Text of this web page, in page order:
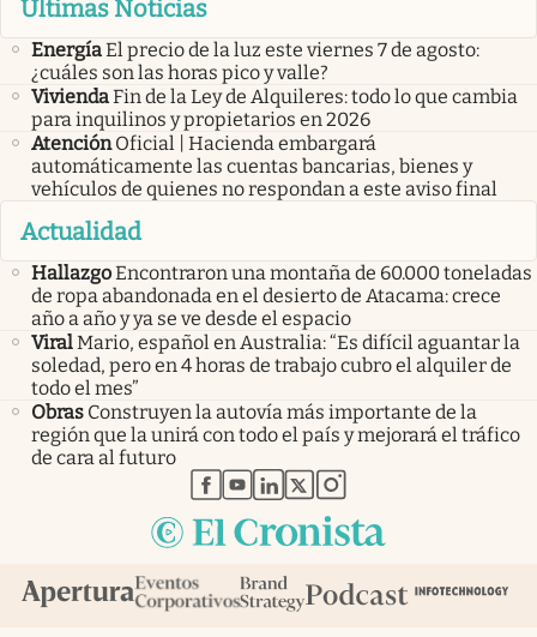
Últimas Noticias
EnergíaEl precio de la luz este viernes 7 de agosto:
¿cuáles son las horas pico y valle?
ViviendaFin de la Ley de Alquileres: todo lo que cambia
para inquilinos y propietarios en 2026
Atención Oficial | Hacienda embargará
automáticamente las cuentas bancarias, bienes y
vehículos de quienes no respondan a este aviso final
Actualidad
HallazgoEncontraron una montaña de 60.000 toneladas
de ropa abandonada en el desierto de Atacama: crece
año a año y ya se ve desde el espacio
ViralMario, español en Australia: “Es difícil aguantar la
soledad, pero en 4 horas de trabajo cubro el alquiler de
todo el mes”
Obras Construyen la autovía más importante de la
región que la unirá con todo el país y mejorará el tráfico
de cara al futuro
abre en nueva pestaña
abre en nueva pestaña
abre en nueva pestaña
abre en nueva pestaña
abre en nueva pestaña